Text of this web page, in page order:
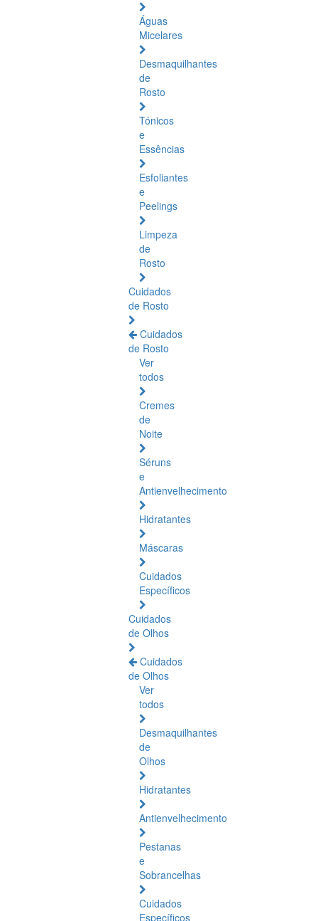
Águas
Micelares
Desmaquilhantes
de
Rosto
Tónicos
e
Essências
Esfoliantes
e
Peelings
Limpeza
de
Rosto
Cuidados
de Rosto
Cuidados
de Rosto
Ver
todos
Cremes
de
Noite
Séruns
e
Antienvelhecimento
Hidratantes
Máscaras
Cuidados
Específicos
Cuidados
de Olhos
Cuidados
de Olhos
Ver
todos
Desmaquilhantes
de
Olhos
Hidratantes
Antienvelhecimento
Pestanas
e
Sobrancelhas
Cuidados
Específicos